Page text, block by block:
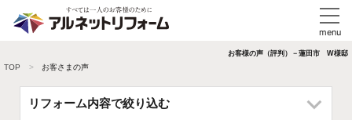
お客様の声（評判）－蓮田市 W様邸
TOP お客さまの声
リフォーム内容で絞り込む